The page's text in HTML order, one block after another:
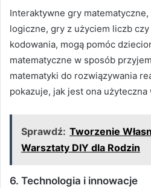
Interaktywne gry matematyczne,
logiczne, gry z użyciem liczb
kodowania, mogą pomóc
matematyczne w sposób
matematyki do rozwiązywania
pokazuje, jak jest ona
Sprawdź: Tworzenie
Warsztaty DIY dla Rodzin
6. Technologia i innowacje